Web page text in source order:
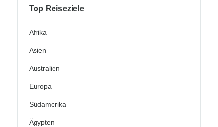
Top Reiseziele
Afrika
Asien
Australien
Europa
Südamerika
Ägypten